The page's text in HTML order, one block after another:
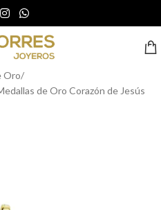
Oro/
de Oro Corazón de Jesús